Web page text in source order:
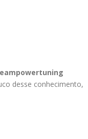
desse conhecimento,